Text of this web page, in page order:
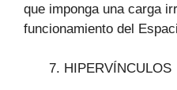
que imponga una carga
funcionamiento del
HIPERVÍNCULOS